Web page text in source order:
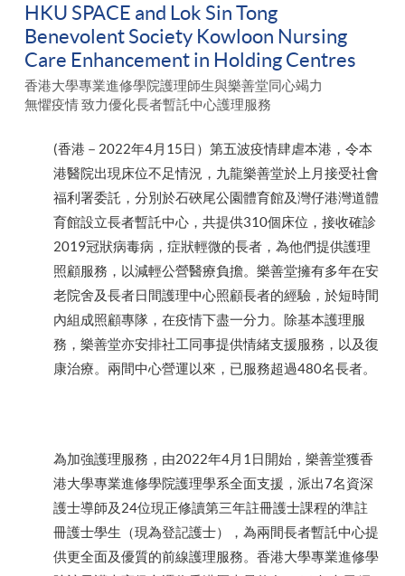
HKU SPACE and Lok Sin Tong
Benevolent Society Kowloon Nursing
Care Enhancement in Holding Centres
香港大學專業進修學院護理師生與樂善堂同心竭力
無懼疫情 致力優化長者暫託中心護理服務
(香港－2022年4月15日）第五波疫情肆虐本港，令本
港醫院出現床位不足情況，九龍樂善堂於上月接受社會
福利署委託，分別於石硤尾公園體育館及灣仔港灣道體
育館設立長者暫託中心，共提供310個床位，接收確診
2019冠狀病毒病，症狀輕微的長者，為他們提供護理
照顧服務，以減輕公營醫療負擔。樂善堂擁有多年在安
老院舍及長者日間護理中心照顧長者的經驗，於短時間
內組成照顧專隊，在疫情下盡一分力。除基本護理服
務，樂善堂亦安排社工同事提供情緒支援服務，以及復
康治療。兩間中心營運以來，已服務超過480名長者。
為加強護理服務，由2022年4月1日開始，樂善堂獲香
港大學專業進修學院護理學系全面支援，派出7名資深
護士導師及24位現正修讀第三年註冊護士課程的準註
冊護士學生（現為登記護士），為兩間長者暫託中心提
供更全面及優質的前線護理服務。香港大學專業進修學